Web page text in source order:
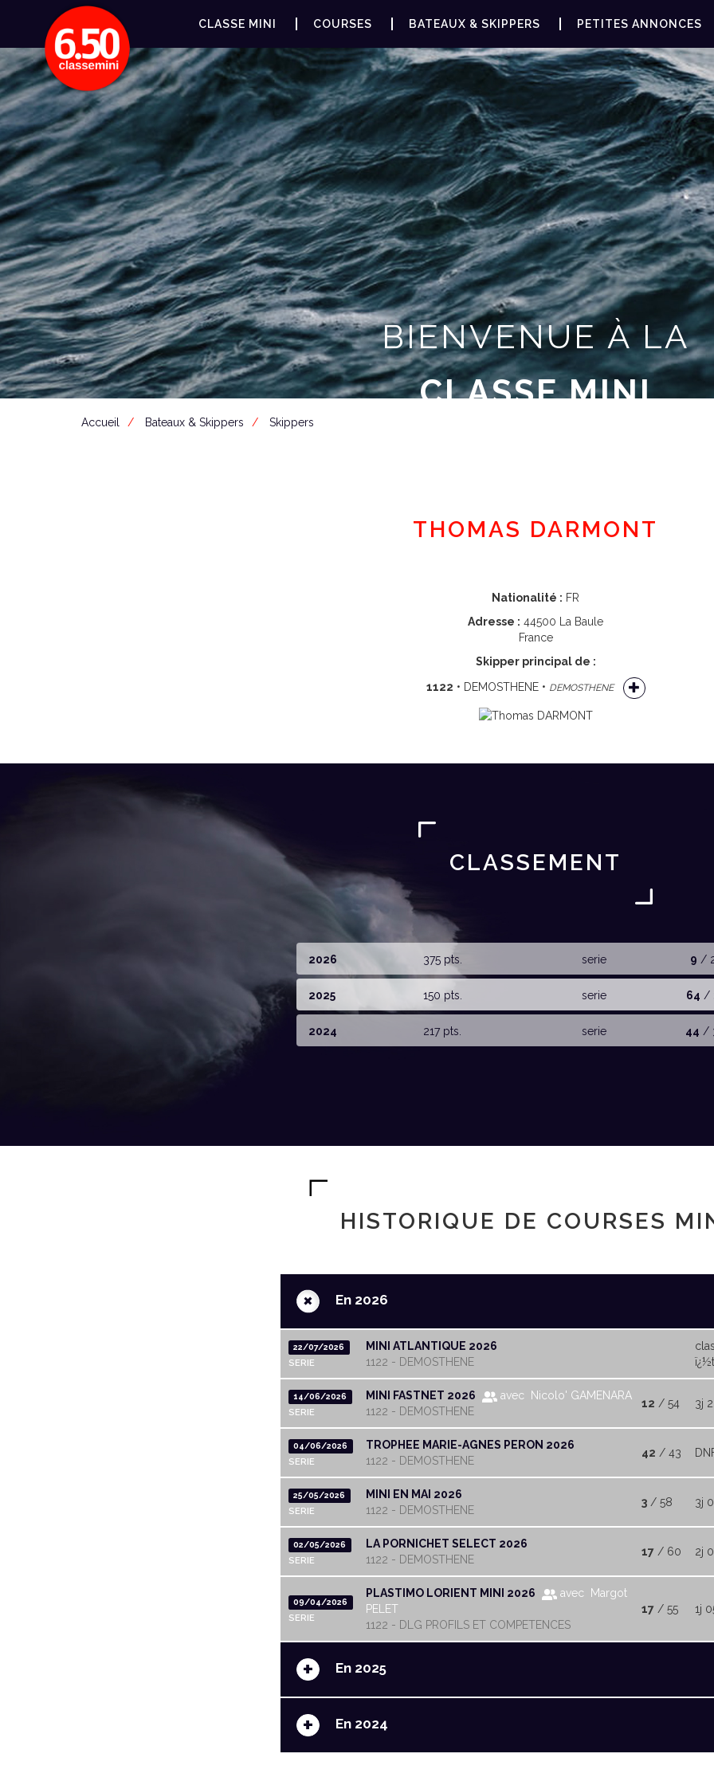
CLASSE MINI COURSES BATEAUX & SKIPPERS PETITES ANNONCES
BIENVENUE À LA
CLASSE MINI
Accueil Bateaux & Skippers Skippers
THOMAS DARMONT
Nationalité : FR
Adresse : 44500 La Baule
France
Skipper principal de :
1122 • DEMOSTHENE • DEMOSTHENE
CLASSEMENT
2026 375 pts. serie 9 /
2025 150 pts. serie 64 /
2024 217 pts. serie 44 /
HISTORIQUE DE COURSES
+ En 2026
22/07/2026
SERIE
MINI ATLANTIQUE 2026
1122 - DEMOSTHENE
14/06/2026
SERIE
MINI FASTNET 2026
avec Nicolo' GAMENARA
1122 - DEMOSTHENE
12 / 54 3j
04/06/2026
SERIE
TROPHEE MARIE-AGNES PERON 2026
1122 - DEMOSTHENE
42 / 43
25/05/2026
SERIE
MINI EN MAI 2026
1122 - DEMOSTHENE
3 / 58 3j
02/05/2026
SERIE
LA PORNICHET SELECT 2026
1122 - DEMOSTHENE
17 / 60 2j
09/04/2026
SERIE
PLASTIMO LORIENT MINI 2026
avec Margot
PELET
1122 - DLG PROFILS ET COMPETENCES
17 / 55 1j
+ En 2025
+ En 2024